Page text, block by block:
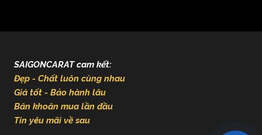
SAIGONCARAT cam kết:
Đẹp - Chất luôn cùng nhau
Giá tốt - Bảo hành lâu
Băn khoăn mua lần đầu
Tin yêu mãi về sau